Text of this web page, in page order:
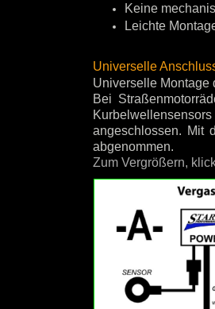
Keine
Leichte
Universelle
Universelle Montage
Bei
angeschlossen. Mit
abgenommen.
Zum Vergrößern,